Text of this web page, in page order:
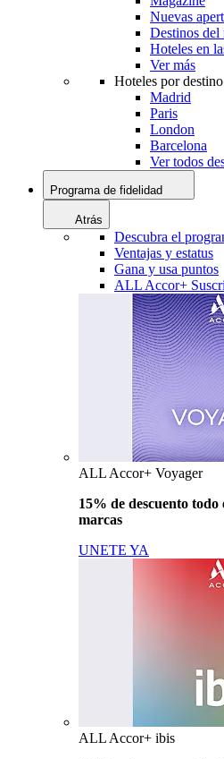
Nuevas
Destinos del
Hoteles en
Ver más
Hoteles por destino
Madrid
Paris
London
Barcelona
Ver todos
Programa de fidelidad
Atrás
Descubra el
Ventajas y estatus
Gana y usa puntos
ALL Accor+
ALL Accor+ Voyager
15% de descuento todo
marcas
UNETE YA
ALL Accor+ ibis